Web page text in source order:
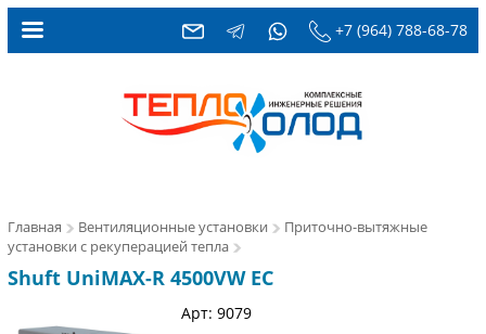
+7 (964) 788-68-78
Главная Вентиляционные установки
Приточно-вытяжные
установки с рекуперацией тепла
Shuft UniMAX-R 4500VW EC
Арт: 9079